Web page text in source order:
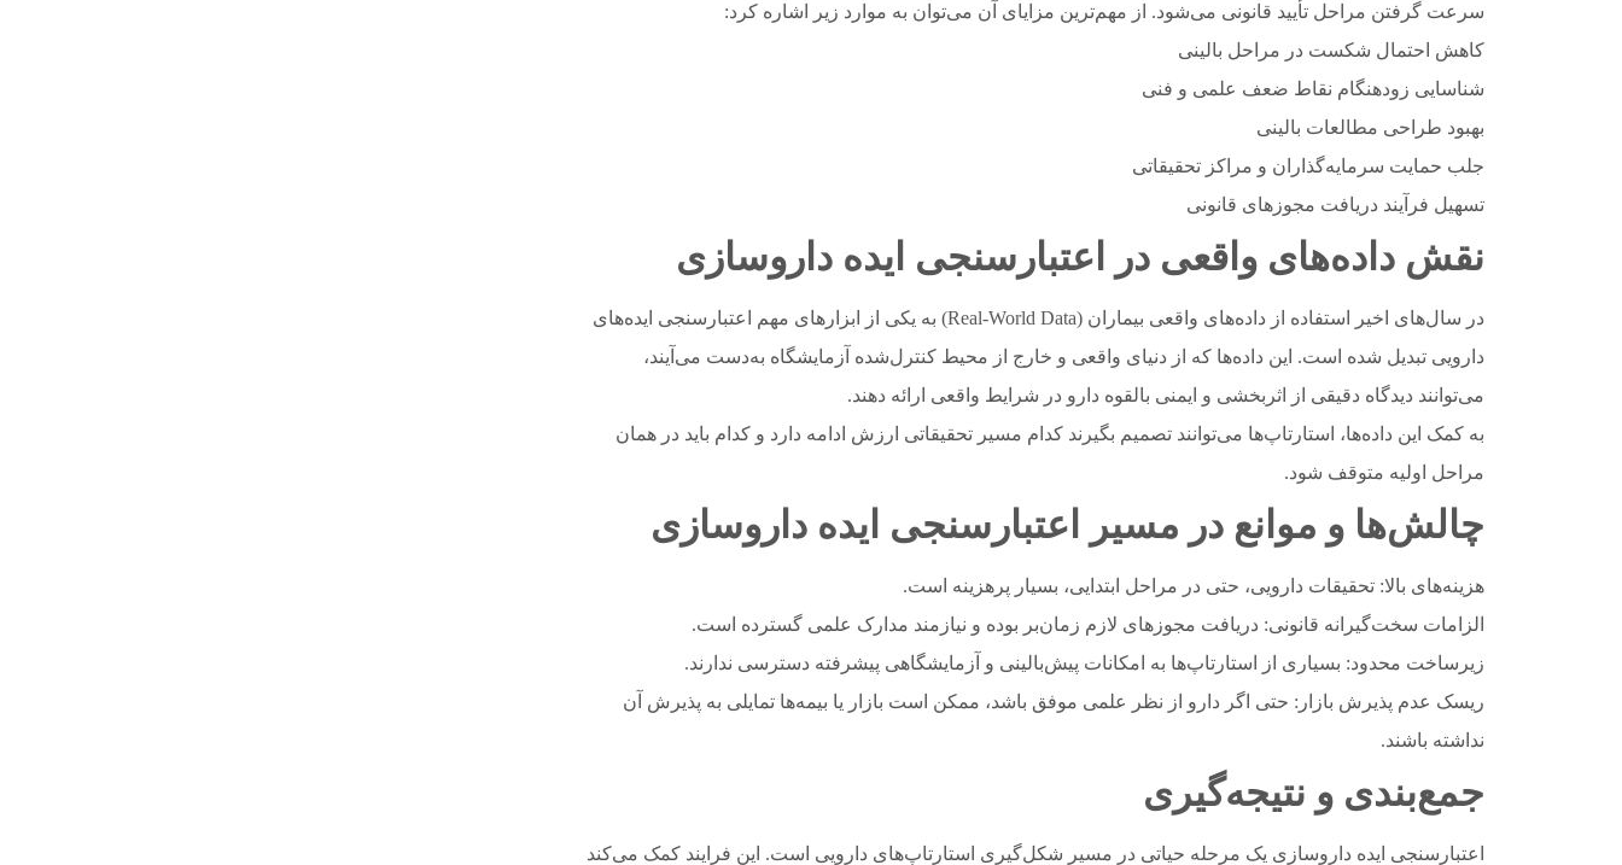
سرعت گرفتن مراحل تأیید قانونی می‌شود. از مهم‌ترین مزایای آن می‌توان به موارد زیر اشاره کرد:
کاهش احتمال شکست در مراحل بالینی
شناسایی زودهنگام نقاط ضعف علمی و فنی
بهبود طراحی مطالعات بالینی
جلب حمایت سرمایه‌گذاران و مراکز تحقیقاتی
تسهیل فرآیند دریافت مجوزهای قانونی
نقش داده‌های واقعی در اعتبارسنجی ایده داروسازی
در سال‌های اخیر استفاده از داده‌های واقعی بیماران (Real-World Data) به یکی از ابزارهای مهم اعتبارسنجی ایده‌های
دارویی تبدیل شده است. این داده‌ها که از دنیای واقعی و خارج از محیط کنترل‌شده آزمایشگاه به‌دست می‌آیند،
می‌توانند دیدگاه دقیقی از اثربخشی و ایمنی بالقوه دارو در شرایط واقعی ارائه دهند.
به کمک این داده‌ها، استارتاپ‌ها می‌توانند تصمیم بگیرند کدام مسیر تحقیقاتی ارزش ادامه دارد و کدام باید در همان
مراحل اولیه متوقف شود.
چالش‌ها و موانع در مسیر اعتبارسنجی ایده داروسازی
هزینه‌های بالا: تحقیقات دارویی، حتی در مراحل ابتدایی، بسیار پرهزینه است.
الزامات سخت‌گیرانه قانونی: دریافت مجوزهای لازم زمان‌بر بوده و نیازمند مدارک علمی گسترده است.
زیرساخت محدود: بسیاری از استارتاپ‌ها به امکانات پیش‌بالینی و آزمایشگاهی پیشرفته دسترسی ندارند.
ریسک عدم پذیرش بازار: حتی اگر دارو از نظر علمی موفق باشد، ممکن است بازار یا بیمه‌ها تمایلی به پذیرش آن
نداشته باشند.
جمع‌بندی و نتیجه‌گیری
اعتبارسنجی ایده داروسازی یک مرحله حیاتی در مسیر شکل‌گیری استارتاپ‌های دارویی است. این فرایند کمک می‌کند